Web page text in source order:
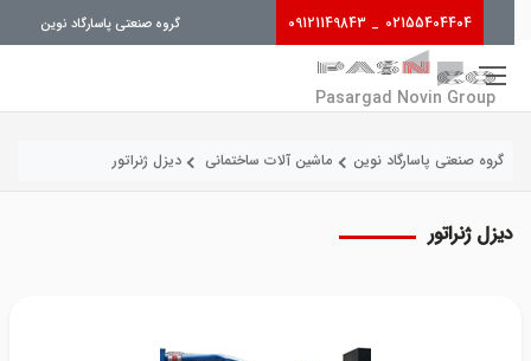
02155404404
_ 09121149843 گروه صنعتی پاسارگاد نوین
Pasargad Novin Group
گروه صنعتی پاسارگاد نوین ماشین آلات ساختمانی دیزل ژنراتور
دیزل ژنراتور